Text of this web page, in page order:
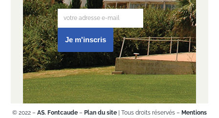
© 2022 – AS. Fontcaude – Plan du site | Tous droits réservés – Mentions